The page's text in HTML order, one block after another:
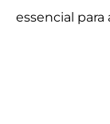
essencial